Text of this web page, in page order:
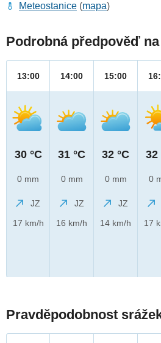
Meteostanice (mapa)
Podrobná předpověď
13:00
30 °C
0 mm
JZ
17 km/h
14:00
31 °C
0 mm
JZ
16 km/h
15:00
32 °C
0 mm
JZ
14 km/h
32
0
17
Pravděpodobnost